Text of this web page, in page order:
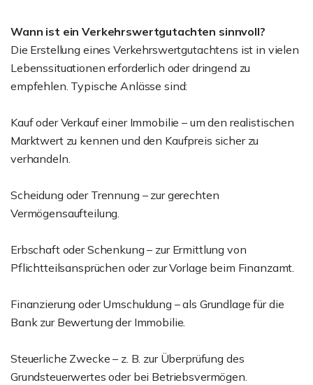
Wann ist ein Verkehrswertgutachten sinnvoll?
Die Erstellung eines Verkehrswertgutachtens ist in vielen
Lebenssituationen erforderlich oder dringend zu
empfehlen. Typische Anlässe sind:
Kauf oder Verkauf einer Immobilie – um den realistischen
Marktwert zu kennen und den Kaufpreis sicher zu
verhandeln.
Scheidung oder Trennung – zur gerechten
Vermögensaufteilung.
Erbschaft oder Schenkung – zur Ermittlung von
Pflichtteilsansprüchen oder zur Vorlage beim Finanzamt.
Finanzierung oder Umschuldung – als Grundlage für die
Bank zur Bewertung der Immobilie.
Steuerliche Zwecke – z. B. zur Überprüfung des
Grundsteuerwertes oder bei Betriebsvermögen.